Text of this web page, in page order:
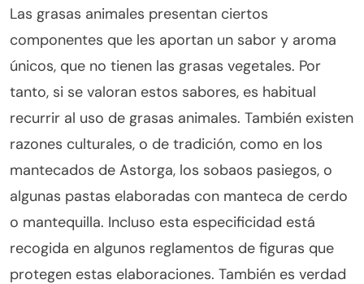
Las grasas animales presentan ciertos
componentes que les aportan un sabor y aroma
únicos, que no tienen las grasas vegetales. Por
tanto, si se valoran estos sabores, es habitual
recurrir al uso de grasas animales. También existen
razones culturales, o de tradición, como en los
mantecados de Astorga, los sobaos pasiegos, o
algunas pastas elaboradas con manteca de cerdo
o mantequilla. Incluso esta especificidad está
recogida en algunos reglamentos de figuras que
protegen estas elaboraciones. También es verdad